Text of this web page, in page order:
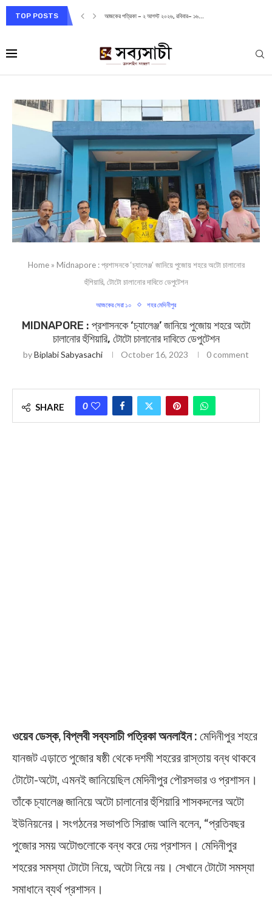
TOP POSTS আজকের পত্রিকা – ২ আগস্ট ২০২৬, রবিবার– ১৬...
Home» Midnapore : প্রশাসনকে ‘চ্যালেঞ্জ’ জানিয়ে পুজোয় শহরে অটো চালানোর
হুঁশিয়ারি, টোটো চালানোর দাবিতে ডেপুটেশন
আজকের সেরা ১০ শহর মেদিনীপুর
MIDNAPORE : প্রশাসনকে ‘চ্যালেঞ্জ’ জানিয়ে পুজোয় শহরে অটো
চালানোর হুঁশিয়ারি, টোটো চালানোর দাবিতে ডেপুটেশন
byBiplabi Sabyasachi October 16, 2023 0 comment
SHARE 0
ওয়েব ডেস্ক, বিপ্লবী সব্যসাচী পত্রিকা অনলাইন : মেদিনীপুর শহরে
যানজট এড়াতে পুজোর ষষ্ঠী থেকে দশমী শহরের রাস্তায় বন্ধ থাকবে
টোটো-অটো, এমনই জানিয়েছিল মেদিনীপুর পৌরসভার ও প্রশাসন।
তাঁকে চ্যালেঞ্জ জানিয়ে অটো চালানোর হুঁশিয়ারি শাসকদলের অটো
ইউনিয়নের। সংগঠনের সভাপতি সিরাজ আলি বলেন, “প্রতিবছর
পুজোর সময় অটোগুলোকে বন্ধ করে দেয় প্রশাসন। মেদিনীপুর
শহরের সমস্যা টোটো নিয়ে, অটো নিয়ে নয়। সেখানে টোটো সমস্যা
সমাধানে ব্যর্থ প্রশাসন।